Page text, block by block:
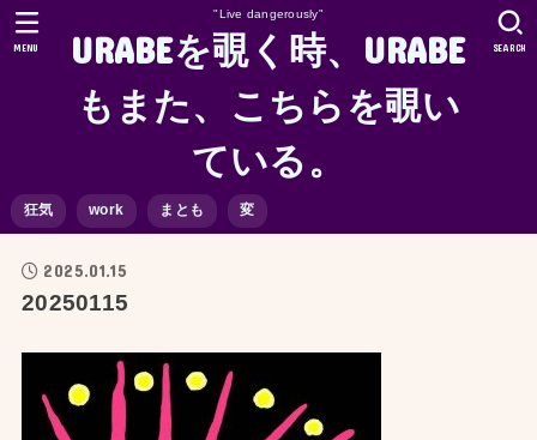
"Live dangerously"
URABEを覗く時、URABE
もまた、こちらを覗い
ている。
狂気 work まとも 変
SEARCH
MENU
2025.01.15
20250115